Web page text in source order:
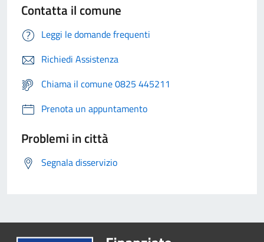
Contatta il comune
Leggi le domande frequenti
Richiedi Assistenza
Chiama il comune 0825 445211
Prenota un appuntamento
Problemi in città
Segnala disservizio